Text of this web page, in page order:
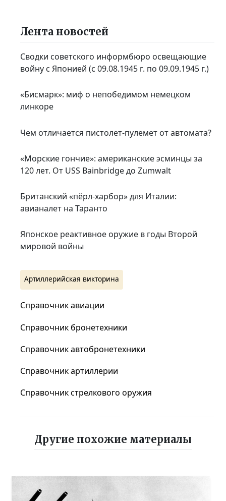
Лента новостей
Сводки советского информбюро освещающие
войну с Японией (с 09.08.1945 г. по 09.09.1945 г.)
«Бисмарк»: миф о непобедимом немецком
линкоре
Чем отличается пистолет-пулемет от автомата?
«Морские гончие»: американские эсминцы за
120 лет. От USS Bainbridge до Zumwalt
Британский «пёрл-харбор» для Италии:
авианалет на Таранто
Японское реактивное оружие в годы Второй
мировой войны
Артиллерийская викторина
Справочник авиации
Справочник бронетехники
Справочник автобронетехники
Справочник артиллерии
Справочник стрелкового оружия
Другие похожие материалы